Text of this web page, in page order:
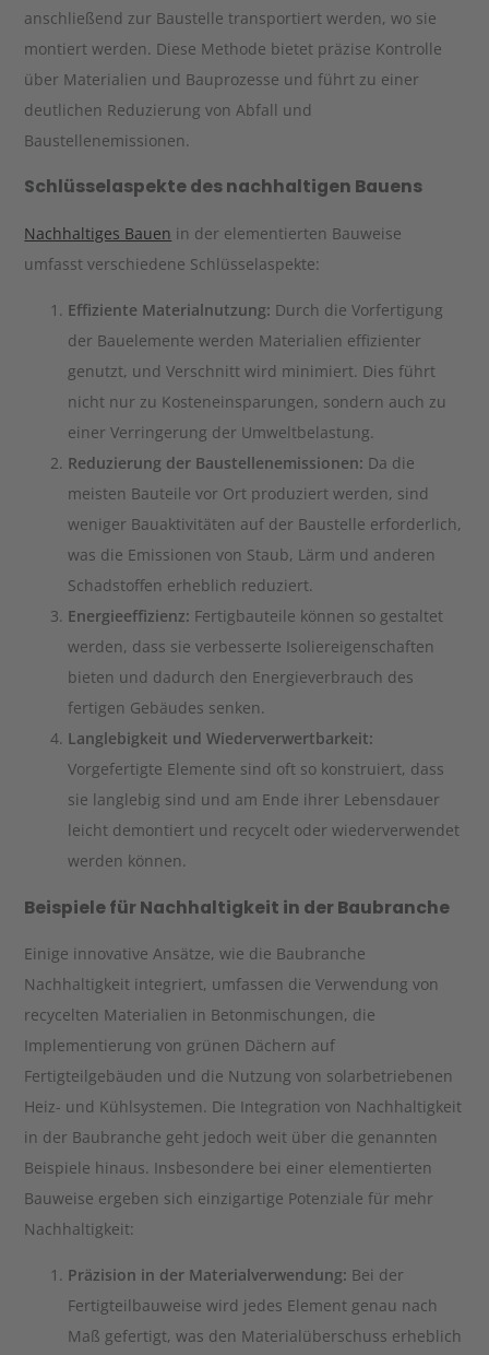
anschließend zur Baustelle transportiert werden, wo sie
montiert werden. Diese Methode bietet präzise Kontrolle
über Materialien und Bauprozesse und führt zu einer
deutlichen Reduzierung von Abfall und
Baustellenemissionen.
Schlüsselaspekte des nachhaltigen Bauens
Nachhaltiges Bauen in der elementierten Bauweise
umfasst verschiedene Schlüsselaspekte:
Effiziente Materialnutzung: Durch die Vorfertigung
der Bauelemente werden Materialien effizienter
genutzt, und Verschnitt wird minimiert. Dies führt
nicht nur zu Kosteneinsparungen, sondern auch zu
einer Verringerung der Umweltbelastung.
Reduzierung der Baustellenemissionen: Da die
meisten Bauteile vor Ort produziert werden, sind
weniger Bauaktivitäten auf der Baustelle erforderlich,
was die Emissionen von Staub, Lärm und anderen
Schadstoffen erheblich reduziert.
Energieeffizienz: Fertigbauteile können so gestaltet
werden, dass sie verbesserte Isoliereigenschaften
bieten und dadurch den Energieverbrauch des
fertigen Gebäudes senken.
Langlebigkeit und Wiederverwertbarkeit:
Vorgefertigte Elemente sind oft so konstruiert, dass
sie langlebig sind und am Ende ihrer Lebensdauer
leicht demontiert und recycelt oder wiederverwendet
werden können.
Beispiele für Nachhaltigkeit in der Baubranche
Einige innovative Ansätze, wie die Baubranche
Nachhaltigkeit integriert, umfassen die Verwendung von
recycelten Materialien in Betonmischungen, die
Implementierung von grünen Dächern auf
Fertigteilgebäuden und die Nutzung von solarbetriebenen
Heiz- und Kühlsystemen. Die Integration von Nachhaltigkeit
in der Baubranche geht jedoch weit über die genannten
Beispiele hinaus. Insbesondere bei einer elementierten
Bauweise ergeben sich einzigartige Potenziale für mehr
Nachhaltigkeit:
Präzision in der Materialverwendung: Bei der
Fertigteilbauweise wird jedes Element genau nach
Maß gefertigt, was den Materialüberschuss erheblich